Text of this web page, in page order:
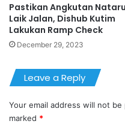
Pastikan Angkutan Nataru
Laik Jalan, Dishub Kutim
Lakukan Ramp Check
December 29, 2023
Leave a Reply
Your email address will not be
marked *